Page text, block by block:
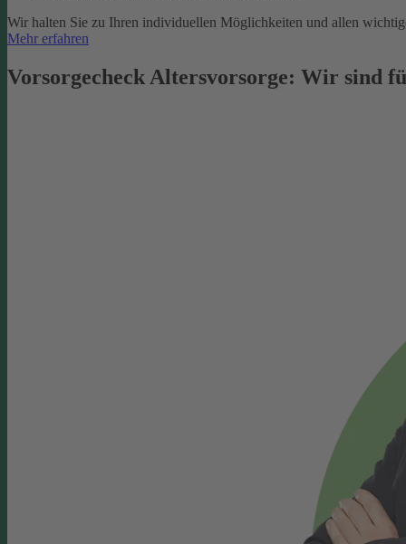
Wir halten Sie zu Ihren individuellen Möglichkeiten und allen
Mehr erfahren
Vorsorgecheck Altersvorsorge:­ Wir sind